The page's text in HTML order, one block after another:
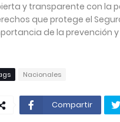
y transparente con la
que protege el
de la prevención
Nacionales
Compartir